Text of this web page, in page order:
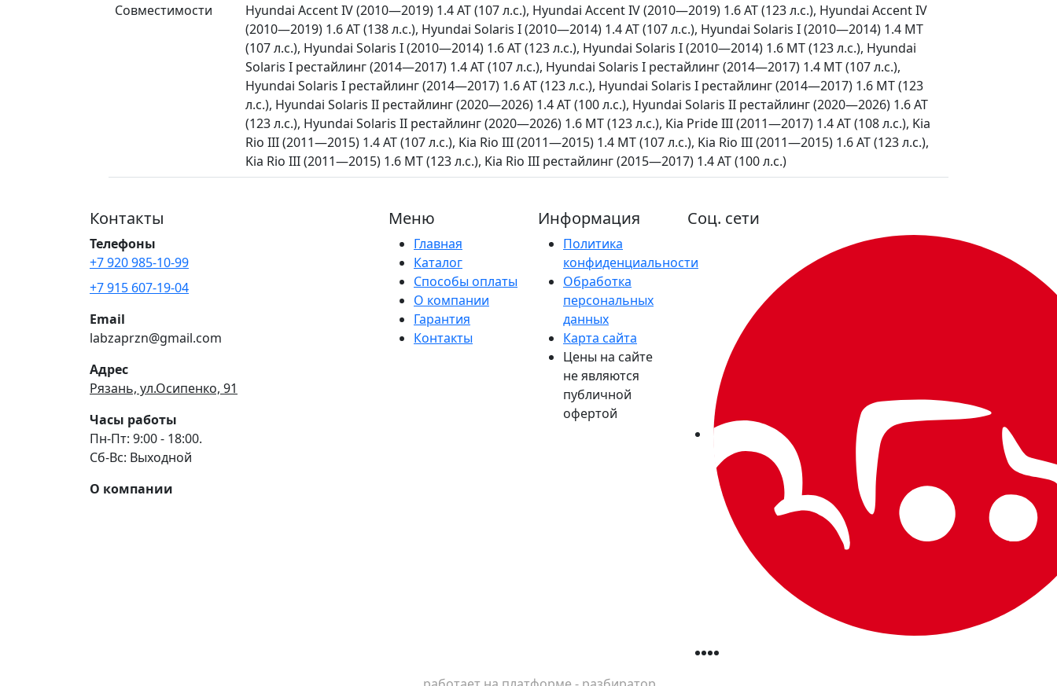
Совместимости
Hyundai Accent IV (2010—2019) 1.4 AT (107 л.с.), Hyundai Accent IV (2010—2019) 1.6 AT (123 л.с.), Hyundai Accent IV
(2010—2019) 1.6 AT (138 л.с.), Hyundai Solaris I (2010—2014) 1.4 AT (107 л.с.), Hyundai Solaris I (2010—2014) 1.4 MT
(107 л.с.), Hyundai Solaris I (2010—2014) 1.6 AT (123 л.с.), Hyundai Solaris I (2010—2014) 1.6 MT (123 л.с.), Hyundai
Solaris I рестайлинг (2014—2017) 1.4 AT (107 л.с.), Hyundai Solaris I рестайлинг (2014—2017) 1.4 MT (107 л.с.),
Hyundai Solaris I рестайлинг (2014—2017) 1.6 AT (123 л.с.), Hyundai Solaris I рестайлинг (2014—2017) 1.6 MT (123
л.с.), Hyundai Solaris II рестайлинг (2020—2026) 1.4 AT (100 л.с.), Hyundai Solaris II рестайлинг (2020—2026) 1.6 AT
(123 л.с.), Hyundai Solaris II рестайлинг (2020—2026) 1.6 MT (123 л.с.), Kia Pride III (2011—2017) 1.4 AT (108 л.с.), Kia
Rio III (2011—2015) 1.4 AT (107 л.с.), Kia Rio III (2011—2015) 1.4 MT (107 л.с.), Kia Rio III (2011—2015) 1.6 AT (123 л.с.),
Kia Rio III (2011—2015) 1.6 MT (123 л.с.), Kia Rio III рестайлинг (2015—2017) 1.4 AT (100 л.с.)
Контакты
Телефоны
+7 920 985-10-99
+7 915 607-19-04
Email
labzaprzn@gmail.com
Адрес
Рязань, ул.Осипенко, 91
Часы работы
Пн-Пт: 9:00 - 18:00.
Сб-Вс: Выходной
О компании
Меню
Главная
Каталог
Способы оплаты
О компании
Гарантия
Контакты
Информация
Политика
конфиденциальности
Обработка
персональных
данных
Карта сайта
Цены на сайте
не являются
публичной
офертой
Соц. сети